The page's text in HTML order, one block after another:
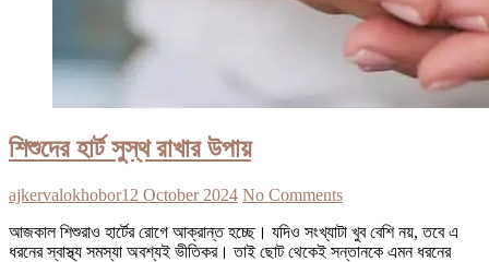
শিশুদের হার্ট সুস্থ রাখার উপায়
ajkervalokhobor12 October 2024 No Comments
আজকাল শিশুরাও হার্টের রোগে আক্রান্ত হচ্ছে। যদিও সংখ্যাটা খুব বেশি নয়, তবে এ
ধরনের স্বাস্থ্য সমস্যা অবশ্যই ভীতিকর। তাই ছোট থেকেই সন্তানকে এমন ধরনের